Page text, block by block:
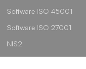
Software ISO 45001
Software ISO 27001
NIS2